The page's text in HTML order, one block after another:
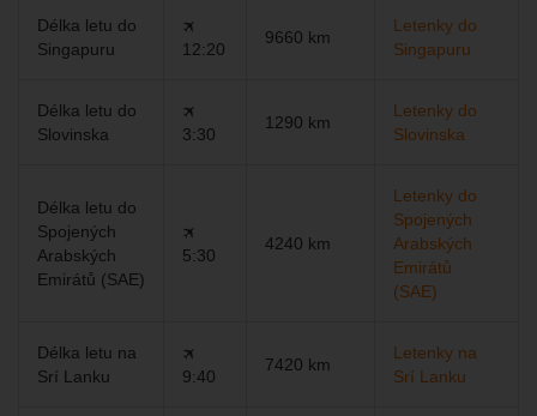
Délka letu do
Singapuru
🛪
12:20
9660 km
Letenky do
Singapuru
Délka letu do
Slovinska
🛪
3:30
1290 km
Letenky do
Slovinska
Délka letu do
Spojených
Arabských
Emirátů (SAE)
🛪
5:30
4240 km
Letenky do
Spojených
Arabských
Emirátů
(SAE)
Délka letu na
Srí Lanku
🛪
9:40
7420 km
Letenky na
Srí Lanku